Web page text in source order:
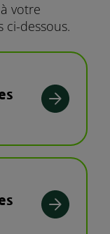
votre
ci-dessous.